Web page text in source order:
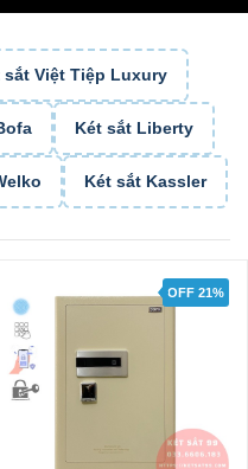
sắt Việt Tiệp Luxury
Két sắt Liberty
Két sắt Kassler
OFF 29%